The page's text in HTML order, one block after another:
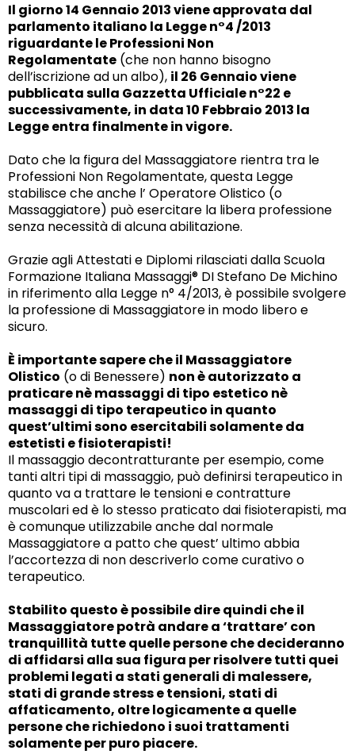
Il giorno 14 Gennaio 2013 viene approvata dal
parlamento italiano la Legge n°4 /2013
riguardante le Professioni Non
Regolamentate (che non hanno bisogno
dell’iscrizione ad un albo), il 26 Gennaio viene
pubblicata sulla Gazzetta Ufficiale n°22 e
successivamente, in data 10 Febbraio 2013 la
Legge entra finalmente in vigore.
Dato che la figura del Massaggiatore rientra tra le
Professioni Non Regolamentate, questa Legge
stabilisce che anche l’ Operatore Olistico (o
Massaggiatore) può esercitare la libera professione
senza necessità di alcuna abilitazione.
Grazie agli Attestati e Diplomi rilasciati dalla Scuola
Formazione Italiana Massaggi® DI Stefano De Michino
in riferimento alla Legge n° 4/2013, è possibile svolgere
la professione di Massaggiatore in modo libero e
sicuro.
È importante sapere che il Massaggiatore
Olistico (o di Benessere) non è autorizzato a
praticare nè massaggi di tipo estetico nè
massaggi di tipo terapeutico in quanto
quest’ultimi sono esercitabili solamente da
estetisti e fisioterapisti!
Il massaggio decontratturante per esempio, come
tanti altri tipi di massaggio, può definirsi terapeutico in
quanto va a trattare le tensioni e contratture
muscolari ed è lo stesso praticato dai fisioterapisti, ma
è comunque utilizzabile anche dal normale
Massaggiatore a patto che quest’ ultimo abbia
l’accortezza di non descriverlo come curativo o
terapeutico.
Stabilito questo è possibile dire quindi che il
Massaggiatore potrà andare a ‘trattare’ con
tranquillità tutte quelle persone che decideranno
di affidarsi alla sua figura per risolvere tutti quei
problemi legati a stati generali di malessere,
stati di grande stress e tensioni, stati di
affaticamento, oltre logicamente a quelle
persone che richiedono i suoi trattamenti
solamente per puro piacere.